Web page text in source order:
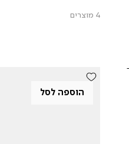
4 מוצרים
הוספה לסל